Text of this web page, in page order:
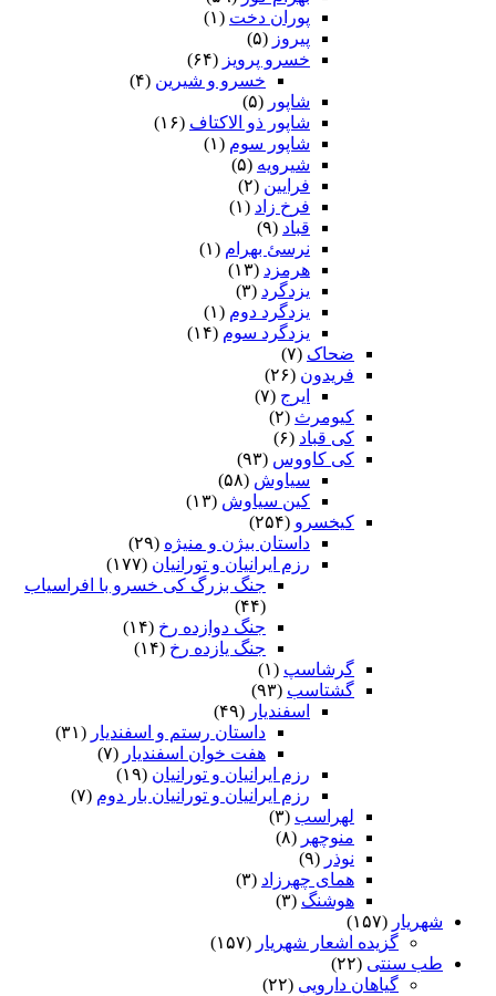
پوران دخت (۱)
پیروز (۵)
خسرو پرویز (۶۴)
خسرو و شیرین (۴)
شاپور (۵)
شاپور ذو الاکتاف (۱۶)
شاپور سوم‏ (۱)
شیرویه (۵)
فرایین (۲)
فرخ زاد (۱)
قباد (۹)
نرسئ بهرام‏ (۱)
هرمزد (۱۳)
یزدگرد (۳)
یزدگرد دوم (۱)
یزدگرد سوم (۱۴)
ضحاک (۷)
فریدون (۲۶)
ایرج (۷)
کیومرث (۲)
کی قباد (۶)
کی کاووس (۹۳)
سیاوش (۵۸)
کین سیاوش (۱۳)
کیخسرو (۲۵۴)
داستان بیژن و منیژه (۲۹)
رزم ایرانیان و تورانیان (۱۷۷)
جنگ بزرگ کی خسرو با افراسیاب
(۴۴)
جنگ دوازده رخ (۱۴)
جنگ یازده رخ (۱۴)
گرشاسپ (۱)
گشتاسب (۹۳)
اسفندیار (۴۹)
داستان رستم و اسفندیار (۳۱)
هفت خوان اسفندیار (۷)
رزم ایرانیان و تورانیان (۱۹)
رزم ایرانیان و تورانیان بار دوم (۷)
لهراسب (۳)
منوچهر (۸)
نوذر (۹)
هماى چهرزاد (۳)
هوشنگ (۳)
شهریار (۱۵۷)
گزیده اشعار شهریار (۱۵۷)
طب سنتی (۲۲)
گیاهان دارویی (۲۲)